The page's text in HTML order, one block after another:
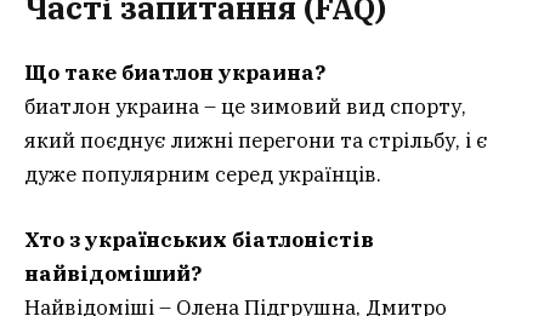
Часті запитання (FAQ)
Що таке биатлон украина?
биатлон украина – це зимовий вид спорту,
який поєднує лижні перегони та стрільбу, і є
дуже популярним серед українців.
Хто з українських біатлоністів
найвідоміший?
Найвідоміші – Олена Підгрушна, Дмитро